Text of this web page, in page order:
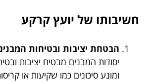
חשיבותו של יועץ קרקע
הבטחת יציבות ובטיחות
יסודות המבנים מבטיח יציבות
ומונע סיכונים כמו שקיעות או